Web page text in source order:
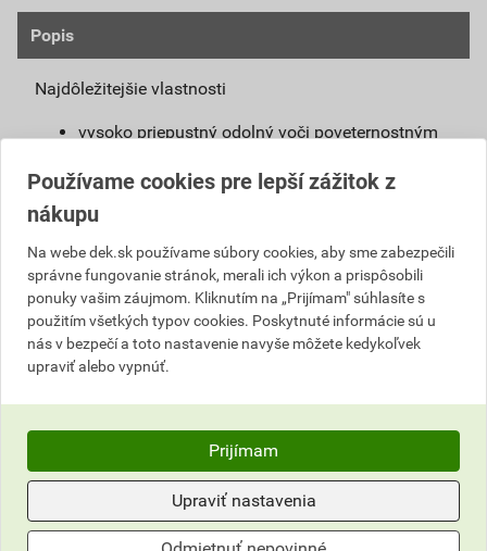
Popis
Najdôležitejšie vlastnosti
vysoko priepustný odolný voči poveternostným
výborné krycie schopnosti
odolný voči poveternostným vplyvom, UV
široký výber odtieňov
riediteľný vodou
Definícia
Fasádny náter obsahujúci silikónovú disperziu,
pripravený na priame použitie pre exteriér aj
interiér.
Použitie
Náter určený najmä na farebné stvárnenie
starých i nových fasád alebo fasád po
Používame cookies pre lepší zážitok z
nákupu
Na webe dek.sk používame súbory cookies, aby sme zabezpečili
správne fungovanie stránok, merali ich výkon a prispôsobili
ponuky vašim záujmom. Kliknutím na „Prijímam" súhlasíte s
použitím všetkých typov cookies. Poskytnuté informácie sú u
nás v bezpečí a toto nastavenie navyše môžete kedykoľvek
upraviť alebo vypnúť.
Prijímam
Upraviť nastavenia